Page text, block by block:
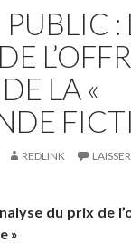
:
LA «
REDLINK
du prix de
»